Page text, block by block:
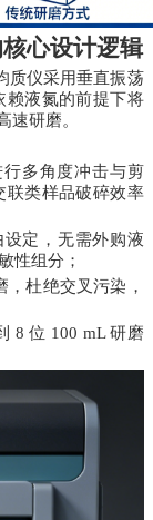
心设计逻辑
质仪采用垂直振荡
赖液氮的前提下将
速研磨。
多角度冲击与剪
联类样品破碎效率
定，无需外购液
性组分；
杜绝交叉污染，
8 位 100 mL 研磨